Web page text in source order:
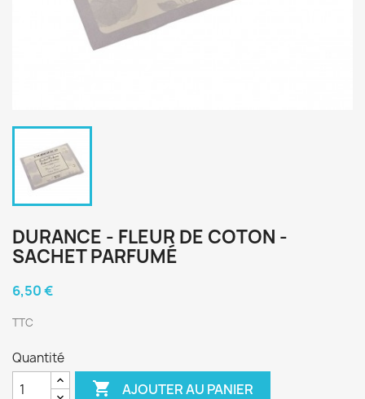
DURANCE - FLEUR DE COTON -
SACHET PARFUMÉ
6,50 €
TTC
Quantité
 AJOUTER AU PANIER